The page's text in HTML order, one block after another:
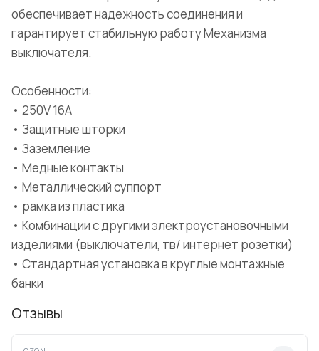
обеспечивает надежность соединения и
гарантирует стабильную работу Механизма
выключателя.
Особенности:
• 250V 16A
• Защитные шторки
• Заземление
• Медные контакты
• Металлический суппорт
• рамка из пластика
• Комбинации с другими электроустановочными
изделиями (выключатели, тв/ интернет розетки)
• Стандартная установка в круглые монтажные
банки
Отзывы